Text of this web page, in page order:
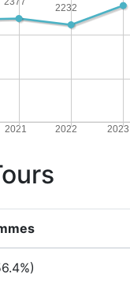
2021 2022 2023
2232